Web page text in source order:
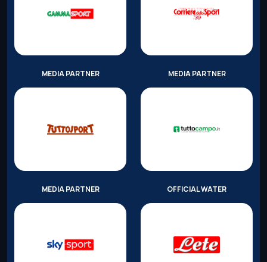
MEDIA PARTNER MEDIA PARTNER
MEDIA PARTNER OFFICIAL WATER